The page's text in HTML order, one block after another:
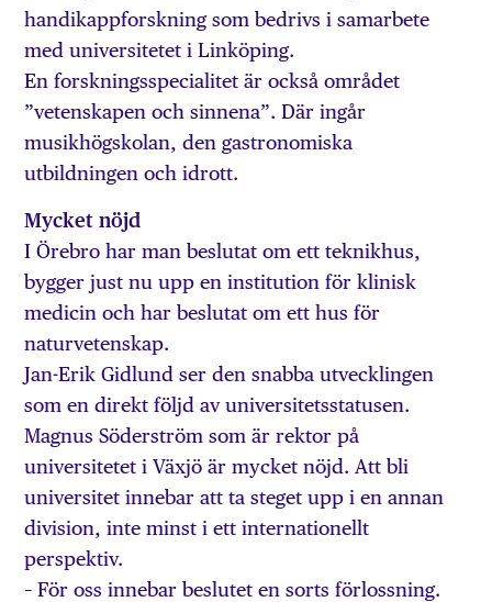
handikappforskning som bedrivs i samarbete
med universitetet i Linköping.
En forskningsspecialitet är också området
”vetenskapen och sinnena”. Där ingår
musikhögskolan, den gastronomiska
utbildningen och idrott.
Mycket nöjd
I Örebro har man beslutat om ett teknikhus,
bygger just nu upp en institution för klinisk
medicin och har beslutat om ett hus för
naturvetenskap.
Jan-Erik Gidlund ser den snabba utvecklingen
som en direkt följd av universitetsstatusen.
Magnus Söderström som är rektor på
universitetet i Växjö är mycket nöjd. Att bli
universitet innebar att ta steget upp i en annan
division, inte minst i ett internationellt
perspektiv.
– För oss innebar beslutet en sorts förlossning.